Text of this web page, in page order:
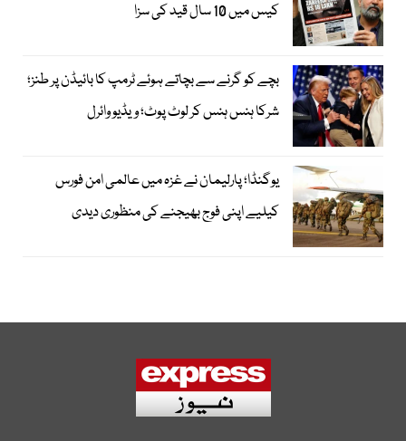
کیس میں 10 سال قید کی سزا
بچے کو گرنے سے بچاتے ہوئے ٹرمپ کا بائیڈن پر طنز؛
شرکا ہنس ہنس کر لوٹ پوٹ؛ ویڈیو وائرل
یوگنڈا؛ پارلیمان نے غزہ میں عالمی امن فورس
کیلیے اپنی فوج بھیجنے کی منظوری دیدی